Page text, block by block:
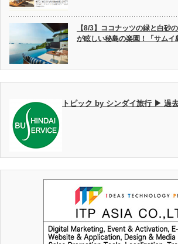
【8/3】ココナッツの緑と白砂
が眩しい秘島の楽園！「サム
トピック by シンダイ旅行 ▶ 過